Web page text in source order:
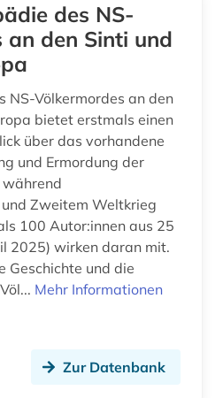
des NS-
an den Sinti und
NS-Völkermordes an den
bietet erstmals einen
über das vorhandene
und Ermordung der
während
Zweitem Weltkrieg
100 Autor:innen aus 25
2025) wirken daran mit.
Geschichte und die
Mehr Informationen
Zur Datenbank